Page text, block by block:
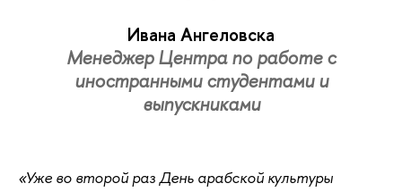
Ивана Ангеловска
Менеджер Центра по работе с
иностранными студентами и
выпускниками
«Уже во второй раз День арабской культуры